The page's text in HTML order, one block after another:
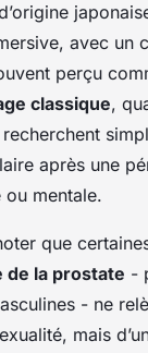
avec un
perçu
classique,
après une
ou mentale.
que
de la prostate -
- ne
mais